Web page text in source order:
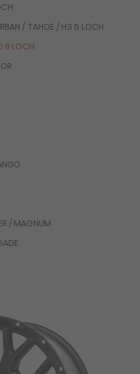
/ TAHOE / H3 6 LOCH
8 LOCH
/ MAGNUM